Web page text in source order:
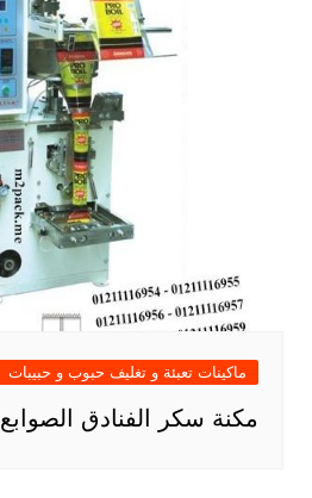
ماكينات تعبئة و تغليف حبوب و حبيبات
مكنة سكر الفنادق الصوابع